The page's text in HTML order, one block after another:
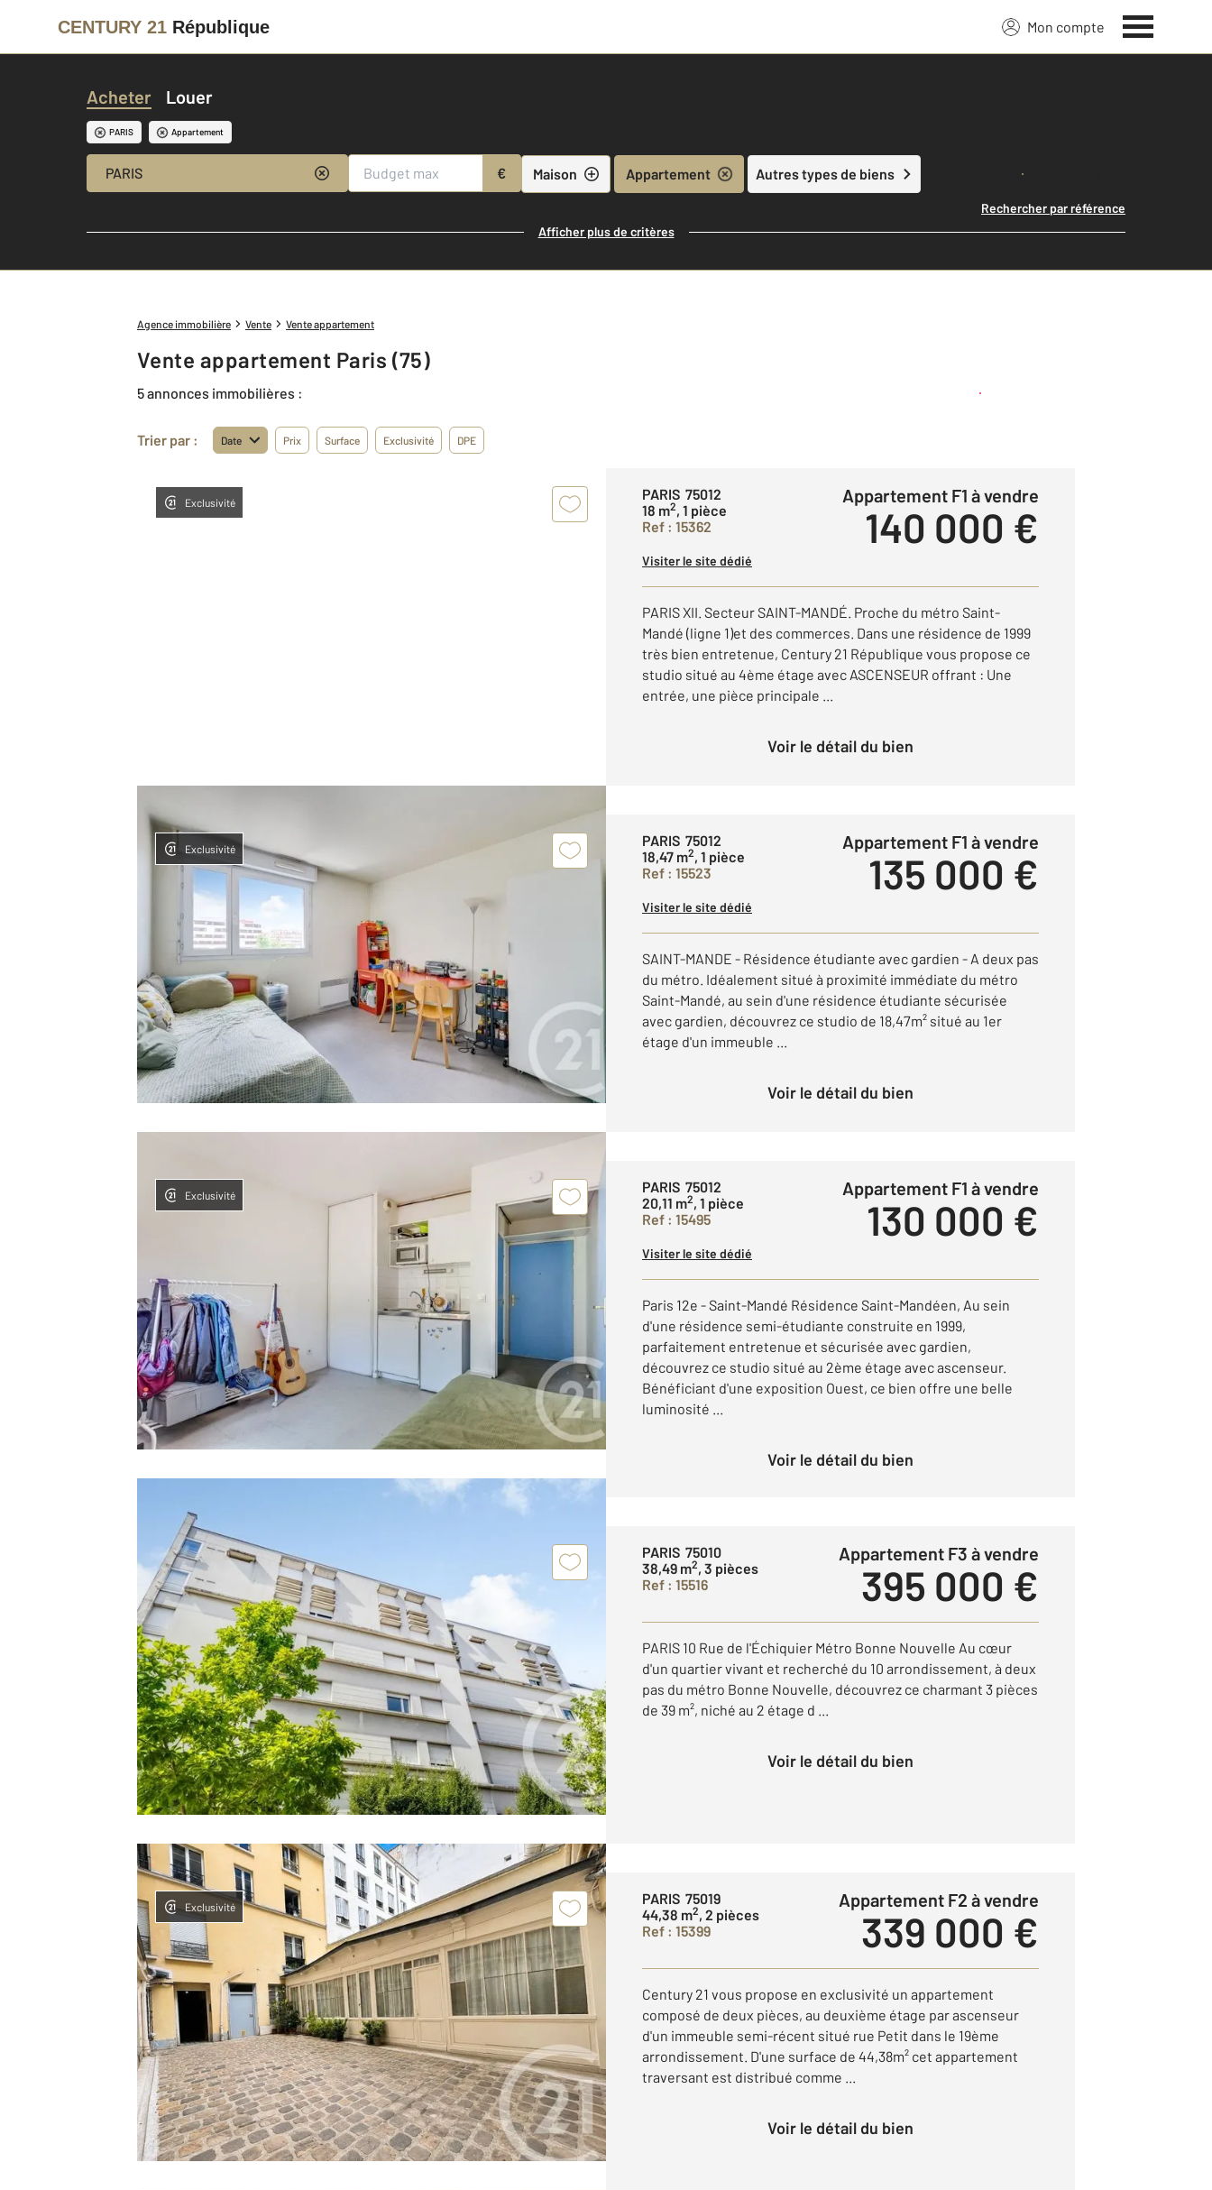
CENTURY 21 République Mon compte
Acheter Louer
PARIS Appartement
PARIS € Maison Appartement Autres types de biens Lancer ma recherche
Rechercher par référence
Afficher plus de critères
Agence immobilière Vente Vente appartement
Vente appartement Paris (75)
5 annonces immobilières : Créer une alerte
Trier par : Date Prix Surface Exclusivité DPE
Exclusivité
PARIS 75012
18 m2, 1 pièce
Ref : 15362
Appartement F1 à vendre
140 000 €
Visiter le site dédié
PARIS XII. Secteur SAINT-MANDÉ. Proche du métro Saint-
Mandé (ligne 1)et des commerces. Dans une résidence de 1999
très bien entretenue, Century 21 République vous propose ce
studio situé au 4ème étage avec ASCENSEUR offrant : Une
entrée, une pièce principale ...
Voir le détail du bien
Exclusivité
PARIS 75012
18,47 m2, 1 pièce
Ref : 15523
Appartement F1 à vendre
135 000 €
Visiter le site dédié
SAINT-MANDE - Résidence étudiante avec gardien - A deux pas
du métro. Idéalement situé à proximité immédiate du métro
Saint-Mandé, au sein d'une résidence étudiante sécurisée
avec gardien, découvrez ce studio de 18,47m² situé au 1er
étage d'un immeuble ...
Voir le détail du bien
Exclusivité
PARIS 75012
20,11 m2, 1 pièce
Ref : 15495
Appartement F1 à vendre
130 000 €
Visiter le site dédié
Paris 12e - Saint-Mandé Résidence Saint-Mandéen, Au sein
d'une résidence semi-étudiante construite en 1999,
parfaitement entretenue et sécurisée avec gardien,
découvrez ce studio situé au 2ème étage avec ascenseur.
Bénéficiant d'une exposition Ouest, ce bien offre une belle
luminosité ...
Voir le détail du bien
PARIS 75010
38,49 m2, 3 pièces
Ref : 15516
Appartement F3 à vendre
395 000 €
PARIS 10 Rue de l'Échiquier Métro Bonne Nouvelle Au cœur
d'un quartier vivant et recherché du 10 arrondissement, à deux
pas du métro Bonne Nouvelle, découvrez ce charmant 3 pièces
de 39 m², niché au 2 étage d ...
Voir le détail du bien
Exclusivité
PARIS 75019
44,38 m2, 2 pièces
Ref : 15399
Appartement F2 à vendre
339 000 €
Century 21 vous propose en exclusivité un appartement
composé de deux pièces, au deuxième étage par ascenseur
d'un immeuble semi-récent situé rue Petit dans le 19ème
arrondissement. D'une surface de 44,38m² cet appartement
traversant est distribué comme ...
Voir le détail du bien